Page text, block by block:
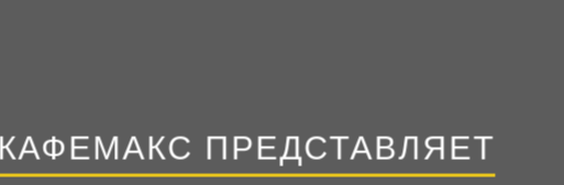
КАФЕМАКС ПРЕДСТАВЛЯЕТ